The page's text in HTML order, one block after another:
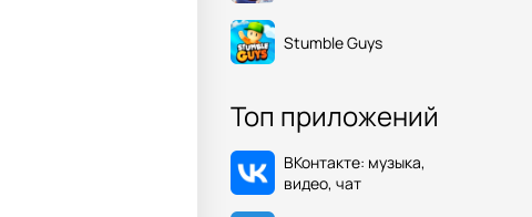
Stumble Guys
Топ приложений
ВКонтакте: музыка,
видео, чат